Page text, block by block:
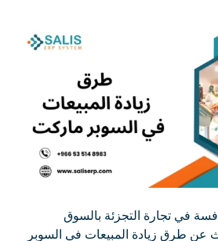
في تجارة التجزئة بالسوق
عن طرق زيادة المبيعات في السوبر